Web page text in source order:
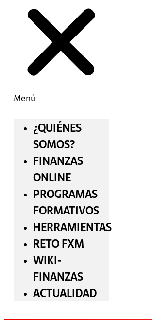
Menú
¿QUIÉNES
SOMOS?
FINANZAS
ONLINE
PROGRAMAS
FORMATIVOS
HERRAMIENTAS
RETO FXM
WIKI-
FINANZAS
ACTUALIDAD